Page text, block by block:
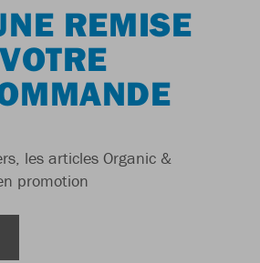
REMISE
les articles Organic &
promotion